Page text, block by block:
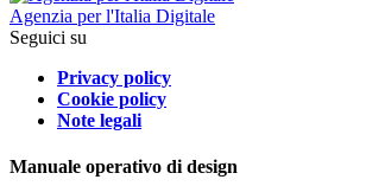
Agenzia per l'Italia Digitale
Seguici su
Privacy policy
Cookie policy
Note legali
Manuale operativo di design